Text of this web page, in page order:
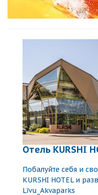
Oтель KURSHI
Побалуйте себя и
KURSHI HOTEL и
Līvu_Akvaparks